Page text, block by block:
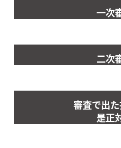
一次
二次
審査で出
是正